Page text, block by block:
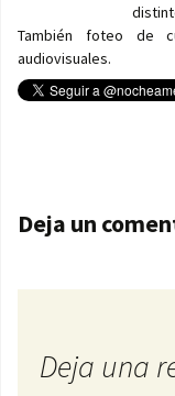
También foteo de
audiovisuales.
Deja un
Deja una